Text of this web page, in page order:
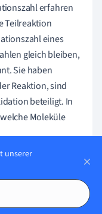
erfahren
Teilreaktion
eines
gleich bleiben,
Sie haben
Reaktion, sind
beteiligt. In
Moleküle
unserer